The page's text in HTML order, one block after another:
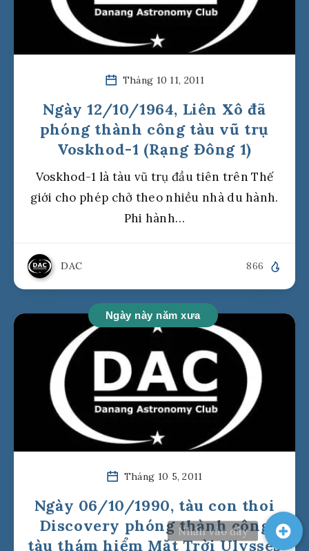
Tháng 10 11, 2011
Ngày 12/10/1964, Liên Xô đã
phóng thành công tàu vũ trụ
Voskhod-1 (Rạng Đông 1)
Voskhod-1 là tàu vũ trụ đầu tiên trên Thế
giới cho phép chở theo nhiều nhà du hành.
Phi hành…
DAC 866
Ngày này năm xưa
Tháng 10 5, 2011
Ngày 06/10/1990, tàu con thoi
Discovery phóng thành công
tàu thám hiểm Mặt Trời Ulysses